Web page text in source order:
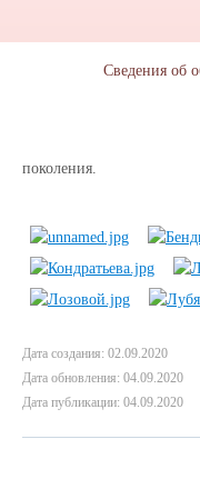
В торжественной
добросовестный труд,
отношение к делу
поколения.
Дата создания: 02.09.2020
Дата обновления: 04.09.2020
Дата публикации: 04.09.2020
Сведения об